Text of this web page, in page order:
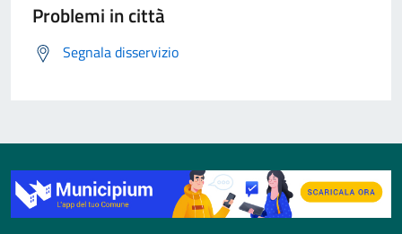
Problemi in città
Segnala disservizio